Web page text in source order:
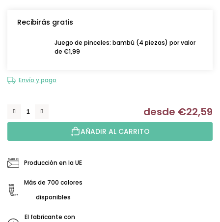
Recibirás gratis
Juego de pinceles: bambú (4 piezas) por valor
de €1,99
Envío y pago
desde €22,59
AÑADIR AL CARRITO
Producción en la UE
Más de 700 colores
disponibles
El fabricante con